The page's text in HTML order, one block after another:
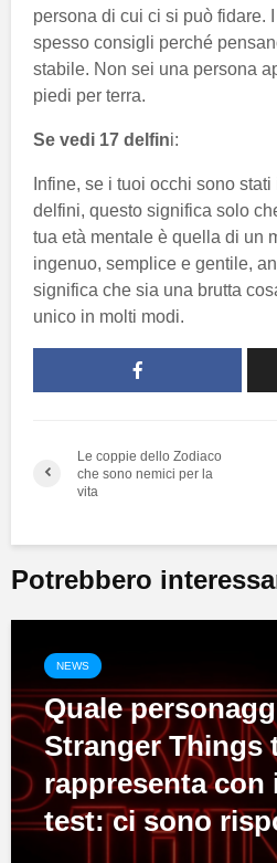
persona di cui ci si può fidare.
spesso consigli perché
stabile. Non sei una persona
piedi per terra.
Se vedi 17 delfini:
Infine, se i tuoi occhi sono
delfini, questo significa solo
tua età mentale è quella di un
ingenuo, semplice e gentile,
significa che sia una brutta
unico in molti modi.
Le coppie dello Zodiaco
che sono nemici per la
vita
Potrebbero
NEWS
Quale
Stranger Things
rappresenta con
test: ci sono